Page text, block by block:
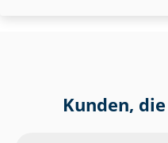
Kunden,